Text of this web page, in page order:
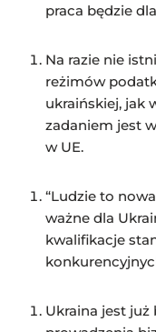
praca będzie
Na razie nie
reżimów
ukraińskiej, jak
zadaniem jest
w UE.
“Ludzie to
ważne dla
kwalifikacje
Ukraina jest już